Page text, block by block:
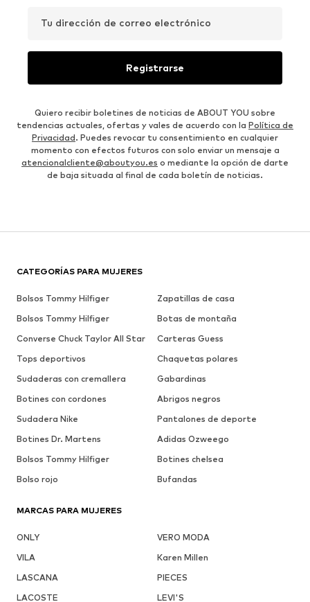
Tu dirección de correo electrónico
Registrarse
Quiero recibir boletines de noticias de ABOUT YOU sobre
tendencias actuales, ofertas y vales de acuerdo con la Política de
Privacidad. Puedes revocar tu consentimiento en cualquier
momento con efectos futuros con solo enviar un mensaje a
atencionalcliente@aboutyou.es o mediante la opción de darte
de baja situada al final de cada boletín de noticias.
CATEGORÍAS PARA MUJERES
Bolsos Tommy Hilfiger
Zapatillas de casa
Bolsos Tommy Hilfiger
Botas de montaña
Converse Chuck Taylor All Star
Carteras Guess
Tops deportivos
Chaquetas polares
Sudaderas con cremallera
Gabardinas
Botines con cordones
Abrigos negros
Sudadera Nike
Pantalones de deporte
Botines Dr. Martens
Adidas Ozweego
Bolsos Tommy Hilfiger
Botines chelsea
Bolso rojo
Bufandas
MARCAS PARA MUJERES
ONLY
VERO MODA
VILA
Karen Millen
LASCANA
PIECES
LACOSTE
LEVI'S